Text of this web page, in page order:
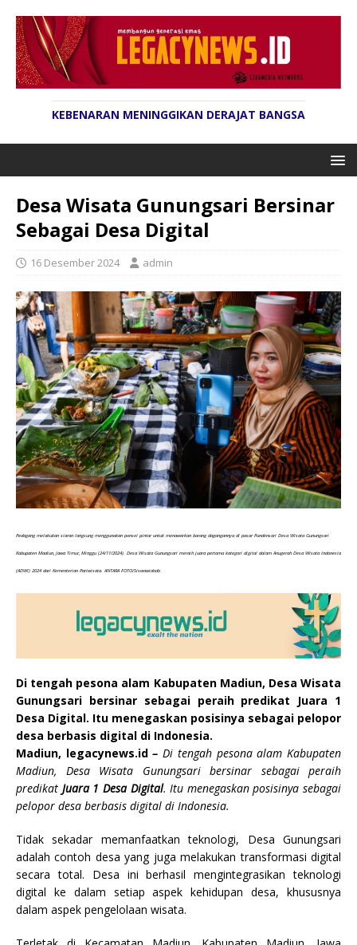
KEBENARAN MENINGGIKAN DERAJAT BANGSA
Desa Wisata Gunungsari Bersinar
Sebagai Desa Digital
16 Desember 2024 admin
Pedagang melakukan siaran langsung menggunakan ponsel pintar untuk menawarkan barang dagangannya di pasar Pundensari Desa Wisata Gunungsari
Kabupaten Madiun, Jawa Timur, Minggu (24/11/2024). Desa Wisata Gunungsari meraih juara pertama kategori digital dalam Anugerah Desa Wisata Indonesia
(ADWI) 2024 dari Kementerian Pariwisata. ANTARA FOTO/Siswowidodo
Di tengah pesona alam Kabupaten Madiun, Desa Wisata
Gunungsari bersinar sebagai peraih predikat Juara 1
Desa Digital. Itu menegaskan posisinya sebagai pelopor
desa berbasis digital di Indonesia.
Madiun, legacynews.id– Di tengah pesona alam Kabupaten
Madiun, Desa Wisata Gunungsari bersinar sebagai peraih
predikat Juara 1 Desa Digital. Itu menegaskan posisinya sebagai
pelopor desa berbasis digital di Indonesia.
Tidak sekadar memanfaatkan teknologi, Desa Gunungsari
adalah contoh desa yang juga melakukan transformasi digital
secara total. Desa ini berhasil mengintegrasikan teknologi
digital ke dalam setiap aspek kehidupan desa, khususnya
dalam aspek pengelolaan wisata.